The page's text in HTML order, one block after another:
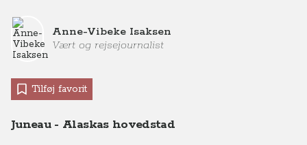
Anne-Vibeke Isaksen
Vært og rejsejournalist
Tilføj favorit
Juneau - Alaskas hovedstad